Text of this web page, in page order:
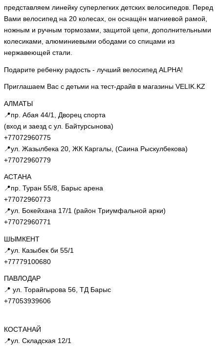
представляем линейку суперлегких детских велосипедов. Перед
Вами велосипед на 20 колесах, он оснащён магниевой рамой,
ножным и ручным тормозами, защитой цепи, дополнительными
колесиками, алюминиевыми ободами со спицами из
нержавеющей стали.
Подарите ребенку радость - лучший велосипед ALPHA!
Приглашаем Вас с детьми на тест-драйв в магазины VELIK.KZ
АЛМАТЫ
📍пр. Абая 44/1, Дворец спорта
(вход и заезд с ул. Байтурсынова)
+77072960775
📍ул. Жазылбека 20, ЖК Каргалы, (Саина Рыскулбекова)
+77072960779
АСТАНА
📍пр. Туран 55/8, Барыс арена
+77072960773
📍ул. Бокейхана 17/1 (район Триумфальной арки)
+77072960771
ШЫМКЕНТ
📍ул. Казыбек би 55/1
+77779100680
ПАВЛОДАР
📍 ул. Торайгырова 56, ТД Барыс
+77053939606
КОСТАНАЙ
📍ул. Складская 12/1